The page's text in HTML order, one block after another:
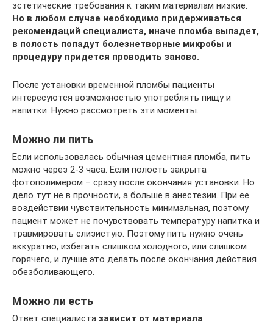
эстетические требования к таким материалам низкие.
Но в любом случае необходимо придерживаться
рекомендаций специалиста, иначе пломба выпадет,
в полость попадут болезнетворные микробы и
процедуру придется проводить заново.
После установки временной пломбы пациенты
интересуются возможностью употреблять пищу и
напитки. Нужно рассмотреть эти моменты.
Можно ли пить
Если использовалась обычная цементная пломба, пить
можно через 2-3 часа. Если полость закрыта
фотополимером – сразу после окончания установки. Но
дело тут не в прочности, а больше в анестезии. При ее
воздействии чувствительность минимальная, поэтому
пациент может не почувствовать температуру напитка и
травмировать слизистую. Поэтому пить нужно очень
аккуратно, избегать слишком холодного, или слишком
горячего, и лучше это делать после окончания действия
обезболивающего.
Можно ли есть
Ответ специалиста зависит от материала